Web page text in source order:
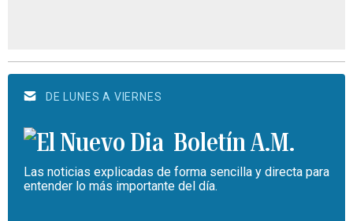
DE LUNES A VIERNES
Boletín A.M.
Las noticias explicadas de forma sencilla y directa para
entender lo más importante del día.